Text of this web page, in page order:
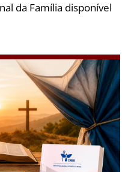
da Família disponível